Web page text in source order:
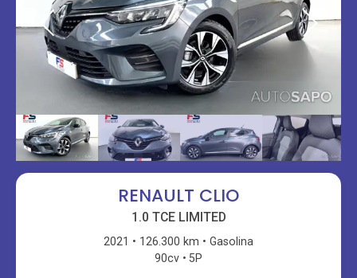
RENAULT CLIO
1.0 TCE LIMITED
2021 126.300 km
Gasolina
90cv
5P